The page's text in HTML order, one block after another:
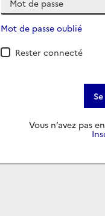
Mot de passe oublié
Rester connecté
Vous n’avez pas